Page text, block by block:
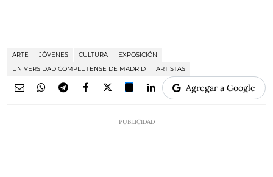
ARTE JÓVENES CULTURA
EXPOSICIÓN
UNIVERSIDAD COMPLUTENSE DE MADRID
ARTISTAS
Agregar a Google